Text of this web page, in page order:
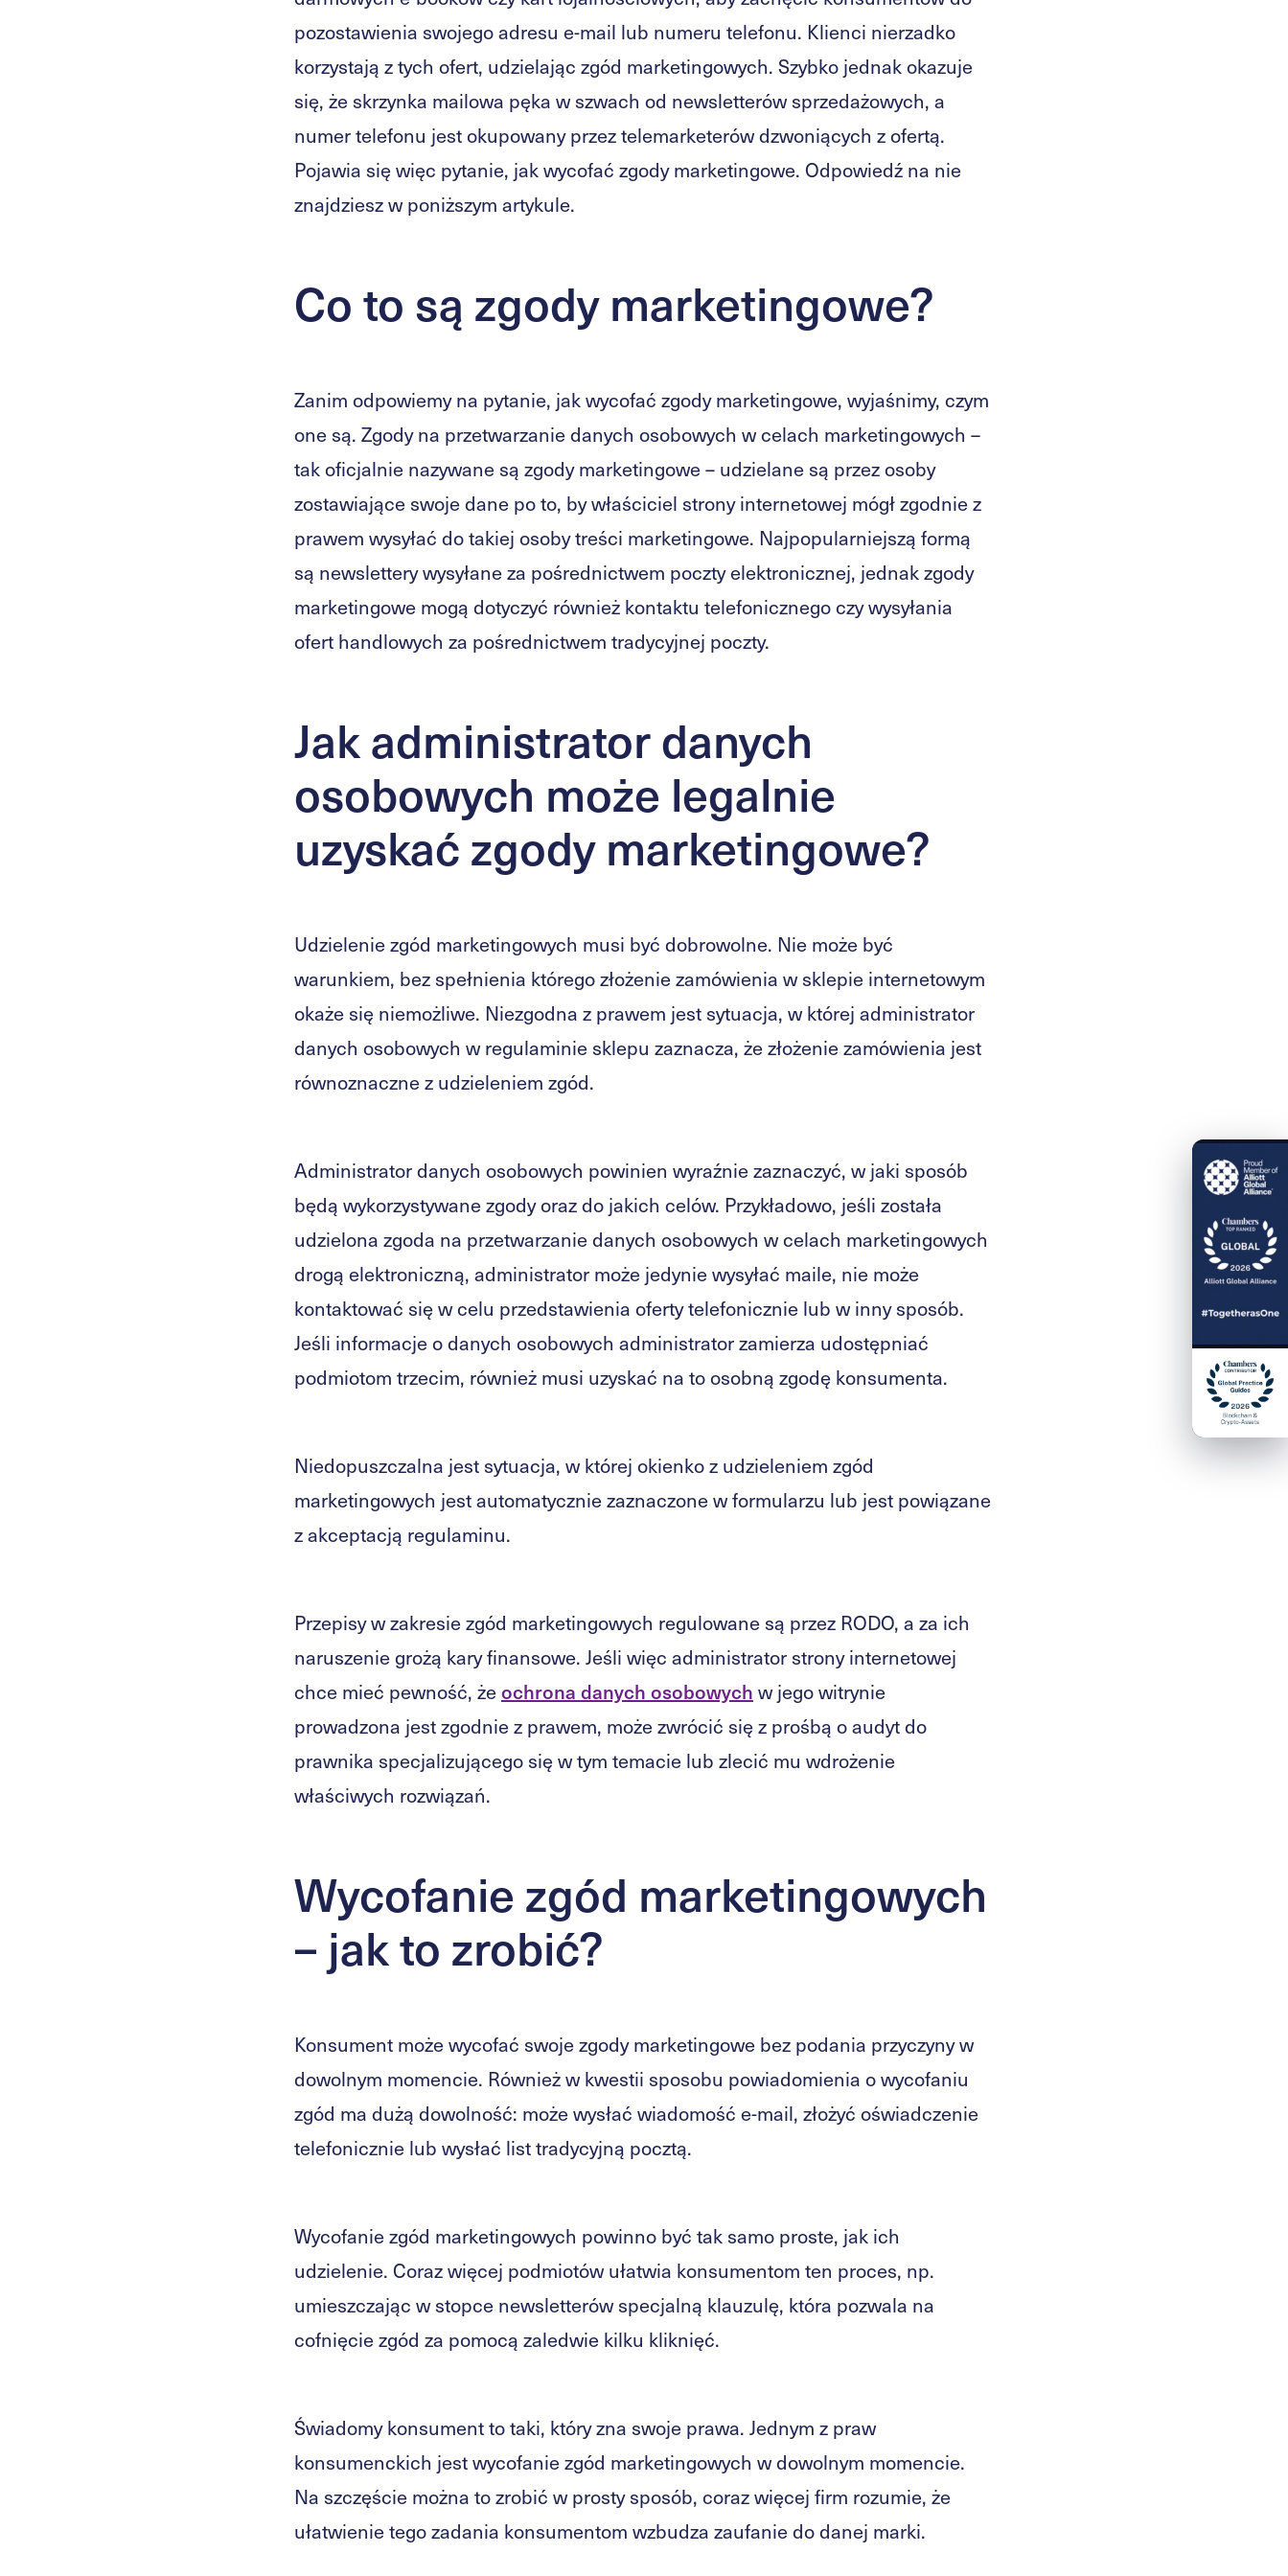
pozostawienia swojego adresu e-mail lub numeru telefonu. Klienci nierzadko
korzystają z tych ofert, udzielając zgód marketingowych. Szybko jednak okazuje
się, że skrzynka mailowa pęka w szwach od newsletterów sprzedażowych, a
numer telefonu jest okupowany przez telemarketerów dzwoniących z ofertą.
Pojawia się więc pytanie, jak wycofać zgody marketingowe. Odpowiedź na nie
znajdziesz w poniższym artykule.
Co to są zgody marketingowe?
Zanim odpowiemy na pytanie, jak wycofać zgody marketingowe, wyjaśnimy, czym
one są. Zgody na przetwarzanie danych osobowych w celach marketingowych –
tak oficjalnie nazywane są zgody marketingowe – udzielane są przez osoby
zostawiające swoje dane po to, by właściciel strony internetowej mógł zgodnie z
prawem wysyłać do takiej osoby treści marketingowe. Najpopularniejszą formą
są newslettery wysyłane za pośrednictwem poczty elektronicznej, jednak zgody
marketingowe mogą dotyczyć również kontaktu telefonicznego czy wysyłania
ofert handlowych za pośrednictwem tradycyjnej poczty.
Jak administrator danych
osobowych może legalnie
uzyskać zgody marketingowe?
Udzielenie zgód marketingowych musi być dobrowolne. Nie może być
warunkiem, bez spełnienia którego złożenie zamówienia w sklepie internetowym
okaże się niemożliwe. Niezgodna z prawem jest sytuacja, w której administrator
danych osobowych w regulaminie sklepu zaznacza, że złożenie zamówienia jest
równoznaczne z udzieleniem zgód.
Administrator danych osobowych powinien wyraźnie zaznaczyć, w jaki sposób
będą wykorzystywane zgody oraz do jakich celów. Przykładowo, jeśli została
udzielona zgoda na przetwarzanie danych osobowych w celach marketingowych
drogą elektroniczną, administrator może jedynie wysyłać maile, nie może
kontaktować się w celu przedstawienia oferty telefonicznie lub w inny sposób.
Jeśli informacje o danych osobowych administrator zamierza udostępniać
podmiotom trzecim, również musi uzyskać na to osobną zgodę konsumenta.
Niedopuszczalna jest sytuacja, w której okienko z udzieleniem zgód
marketingowych jest automatycznie zaznaczone w formularzu lub jest powiązane
z akceptacją regulaminu.
Przepisy w zakresie zgód marketingowych regulowane są przez RODO, a za ich
naruszenie grożą kary finansowe. Jeśli więc administrator strony internetowej
chce mieć pewność, żeochrona danych osobowych w jego witrynie
prowadzona jest zgodnie z prawem, może zwrócić się z prośbą o audyt do
prawnika specjalizującego się w tym temacie lub zlecić mu wdrożenie
właściwych rozwiązań.
Wycofanie zgód marketingowych
– jak to zrobić?
Konsument może wycofać swoje zgody marketingowe bez podania przyczyny w
dowolnym momencie. Również w kwestii sposobu powiadomienia o wycofaniu
zgód ma dużą dowolność: może wysłać wiadomość e-mail, złożyć oświadczenie
telefonicznie lub wysłać list tradycyjną pocztą.
Wycofanie zgód marketingowych powinno być tak samo proste, jak ich
udzielenie. Coraz więcej podmiotów ułatwia konsumentom ten proces, np.
umieszczając w stopce newsletterów specjalną klauzulę, która pozwala na
cofnięcie zgód za pomocą zaledwie kilku kliknięć.
Świadomy konsument to taki, który zna swoje prawa. Jednym z praw
konsumenckich jest wycofanie zgód marketingowych w dowolnym momencie.
Na szczęście można to zrobić w prosty sposób, coraz więcej firm rozumie, że
ułatwienie tego zadania konsumentom wzbudza zaufanie do danej marki.